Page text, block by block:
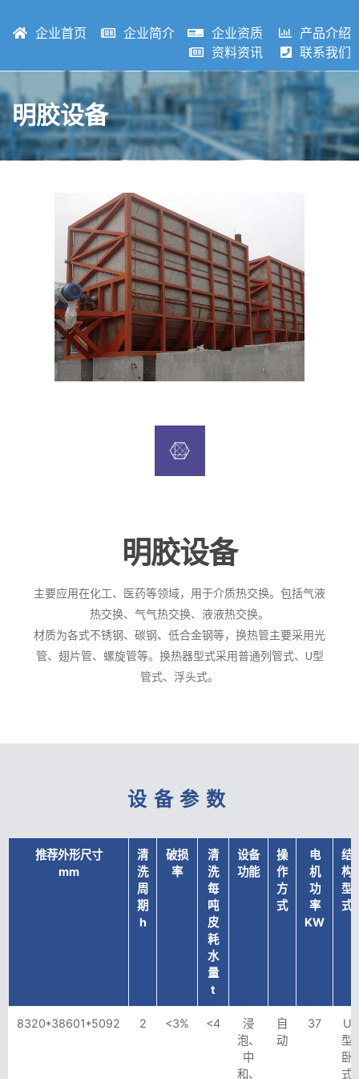
企业首页 企业简介 企业资质
产品介绍
资料资讯
联系我们
明胶设备
明胶设备
主要应用在化工、医药等领域，用于介质热交换。包括气液
热交换、气气热交换、液液热交换。
材质为各式不锈钢、碳钢、低合金钢等，换热管主要采用光
管、翅片管、螺旋管等。换热器型式采用普通列管式、U型
管式、浮头式。
设备参数
推荐外形尺寸
mm
清
洗
周
期
h
破损
率
清
洗
每
吨
皮
耗
水
量
t
设备
功能
操
作
方
式
电
机
功
率
KW
结
构
型
式
8320*38601*5092 2 <3% <4
浸
泡、
中
和、
自
动
37
U
型
卧
式